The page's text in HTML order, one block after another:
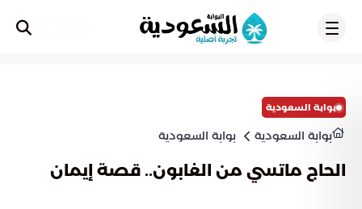
بوابة السعودية
بوابة السعودية بوابة السعودية
الحاج ماتسي من الغابون.. قصة إيمان